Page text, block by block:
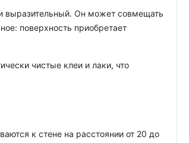
выразительный. Он может совмещать
поверхность приобретает
чистые клеи и лаки, что
к стене на расстоянии от 20 до